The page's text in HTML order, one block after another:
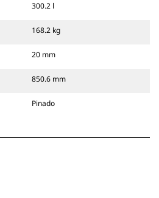
300.2 l
168.2 kg
20 mm
850.6 mm
Pinado